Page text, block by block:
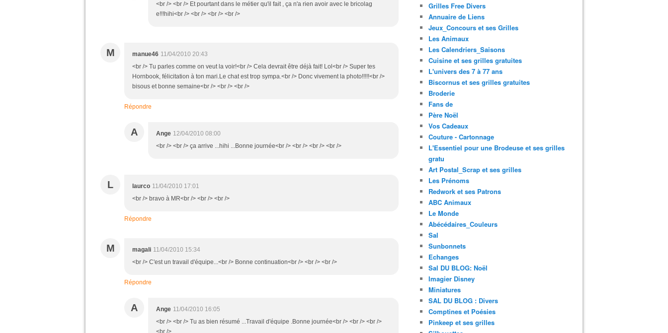
<br /> <br /> Et pourtant dans le métier qu'il fait , ça n'a rien avoir avec le bricolag
e!!!hihi<br /> <br /> <br /> <br />
M manue46 11/04/2010 20:43
<br /> Tu parles comme on veut la voir!<br /> Cela devrait être déjà fait! Lol<br /> Super tes
Hornbook, félicitation à ton mari.Le chat est trop sympa.<br /> Donc vivement la photo!!!!!<br />
bisous et bonne semaine<br /> <br /> <br />
Répondre
A Ange 12/04/2010 08:00
<br /> <br /> ça arrive ...hihi ...Bonne journée<br /> <br /> <br /> <br />
L laurco 11/04/2010 17:01
<br /> bravo à MR<br /> <br /> <br />
Répondre
M magali 11/04/2010 15:34
<br /> C'est un travail d'équipe...<br /> Bonne continuation<br /> <br /> <br />
Répondre
A Ange 11/04/2010 16:05
<br /> <br /> Tu as bien résumé ...Travail d'équipe .Bonne journée<br /> <br /> <br />
<br />
Grilles Free Divers
Annuaire de Liens
Jeux_Concours et ses Grilles
Les Animaux
Les Calendriers_Saisons
Cuisine et ses grilles gratuites
L'univers des 7 à 77 ans
Biscornus et ses grilles gratuites
Broderie
Fans de
Père Noël
Vos Cadeaux
Couture - Cartonnage
L'Essentiel pour une Brodeuse et ses grilles
gratu
Art Postal_Scrap et ses grilles
Les Prénoms
Redwork et ses Patrons
ABC Animaux
Le Monde
Abécédaires_Couleurs
Sal
Sunbonnets
Echanges
Sal DU BLOG: Noël
Imagier Disney
Miniatures
SAL DU BLOG : Divers
Comptines et Poésies
Pinkeep et ses grilles